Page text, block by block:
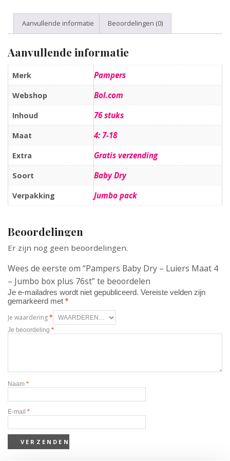
Aanvullende informatie Beoordelingen (0)
Aanvullende informatie
Merk Pampers
Webshop Bol.com
Inhoud 76 stuks
Maat 4: 7-18
Extra Gratis verzending
Soort Baby Dry
Verpakking Jumbo pack
Beoordelingen
Er zijn nog geen beoordelingen.
Wees de eerste om “Pampers Baby Dry – Luiers Maat 4
– Jumbo box plus 76st” te beoordelen
Je e-mailadres wordt niet gepubliceerd. Vereiste velden zijn
gemarkeerd met *
Je waardering*
Je beoordeling *
Naam *
E-mail *